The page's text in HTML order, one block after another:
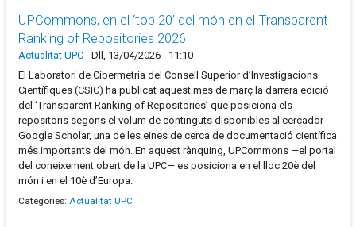
UPCommons, en el ‘top 20’ del món en el Transparent
Ranking of Repositories 2026
Actualitat UPC - Dll, 13/04/2026 - 11:10
El Laboratori de Cibermetria del Consell Superior d’Investigacions
Científiques (CSIC) ha publicat aquest mes de març la darrera edició
del ‘Transparent Ranking of Repositories’ que posiciona els
repositoris segons el volum de continguts disponibles al cercador
Google Scholar, una de les eines de cerca de documentació científica
més importants del món. En aquest rànquing, UPCommons —el portal
del coneixement obert de la UPC— es posiciona en el lloc 20è del
món i en el 10è d’Europa.
Categories: Actualitat UPC